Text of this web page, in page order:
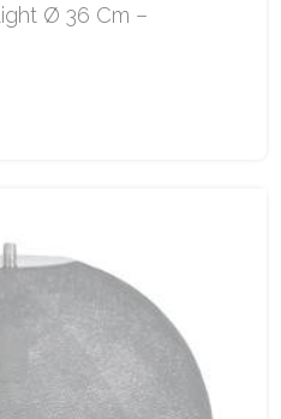
Ø 36 Cm –